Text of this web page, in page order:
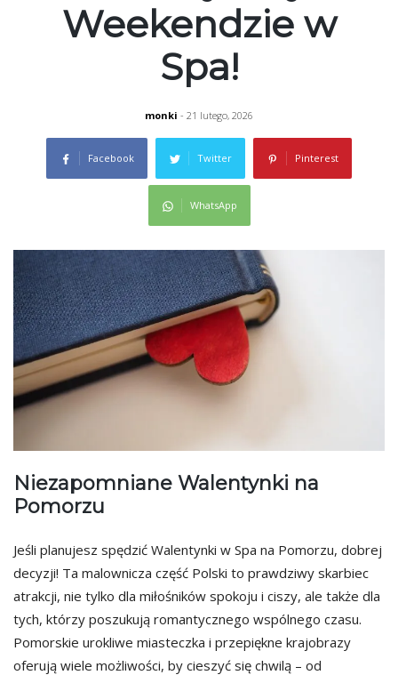
Weekendzie w
Spa!
monki - 21 lutego, 2026
Facebook Twitter Pinterest
WhatsApp
Niezapomniane Walentynki na
Pomorzu
Jeśli planujesz spędzić Walentynki w Spa na Pomorzu, dobrej
decyzji! Ta malownicza część Polski to prawdziwy skarbiec
atrakcji, nie tylko dla miłośników spokoju i ciszy, ale także dla
tych, którzy poszukują romantycznego wspólnego czasu.
Pomorskie urokliwe miasteczka i przepiękne krajobrazy
oferują wiele możliwości, by cieszyć się chwilą – od